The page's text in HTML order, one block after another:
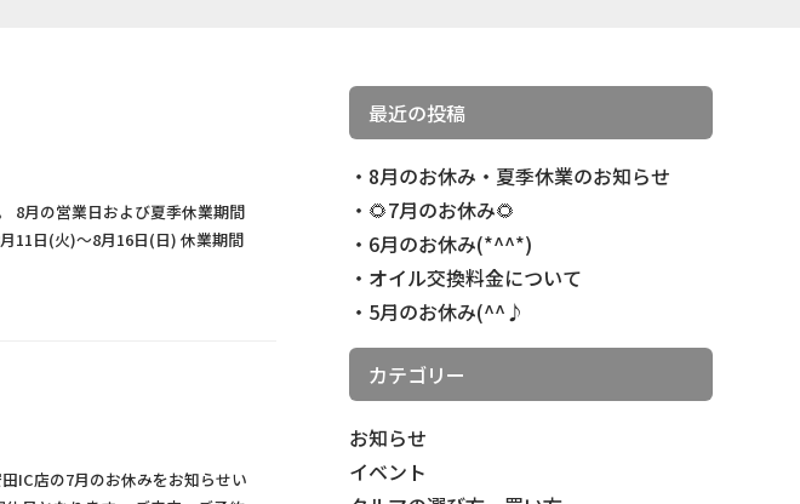
8月の営業日および夏季休業期間
11日(火)～8月16日(日) 休業期間
IC店の7月のお休みをお知らせい
最近の投稿
8月のお休み・夏季休業のお知らせ
🌻7月のお休み🌻
6月のお休み(*^^*)
オイル交換料金について
5月のお休み(^^♪
カテゴリー
お知らせ
イベント